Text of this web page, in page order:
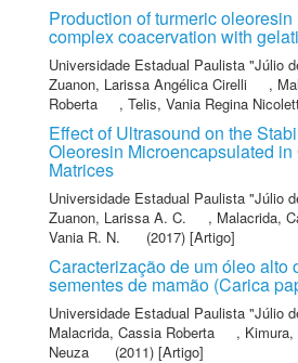
Production of turmeric
complex coacervation with
Universidade Estadual Paulista "Júlio
Zuanon, Larissa Angélica Cirelli
,
Roberta
, Telis, Vania Regina
Effect of Ultrasound on the
Oleoresin Microencapsulated
Matrices
Universidade Estadual Paulista "Júlio
Zuanon, Larissa A. C.
, Malacrida,
Vania R. N.
(2017) [Artigo]
Caracterização de um óleo alto
sementes de mamão (Carica
Universidade Estadual Paulista "Júlio
Malacrida, Cassia Roberta
,
Neuza
(2011) [Artigo]